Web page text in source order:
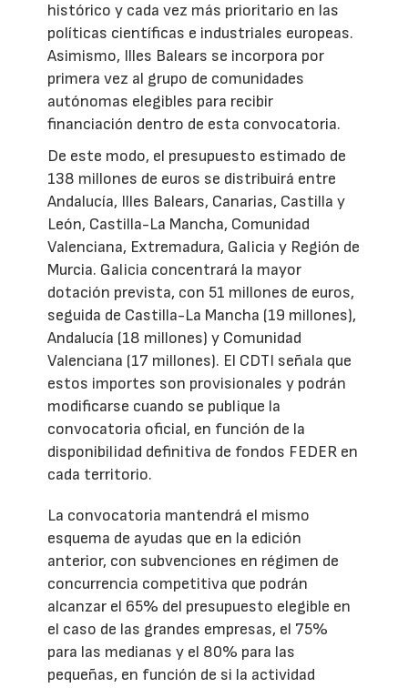
histórico y cada vez más prioritario en las
políticas científicas e industriales europeas.
Asimismo, Illes Balears se incorpora por
primera vez al grupo de comunidades
autónomas elegibles para recibir
financiación dentro de esta convocatoria.
De este modo, el presupuesto estimado de
138 millones de euros se distribuirá entre
Andalucía, Illes Balears, Canarias, Castilla y
León, Castilla-La Mancha, Comunidad
Valenciana, Extremadura, Galicia y Región de
Murcia. Galicia concentrará la mayor
dotación prevista, con 51 millones de euros,
seguida de Castilla-La Mancha (19 millones),
Andalucía (18 millones) y Comunidad
Valenciana (17 millones). El CDTI señala que
estos importes son provisionales y podrán
modificarse cuando se publique la
convocatoria oficial, en función de la
disponibilidad definitiva de fondos FEDER en
cada territorio.
La convocatoria mantendrá el mismo
esquema de ayudas que en la edición
anterior, con subvenciones en régimen de
concurrencia competitiva que podrán
alcanzar el 65% del presupuesto elegible en
el caso de las grandes empresas, el 75%
para las medianas y el 80% para las
pequeñas, en función de si la actividad